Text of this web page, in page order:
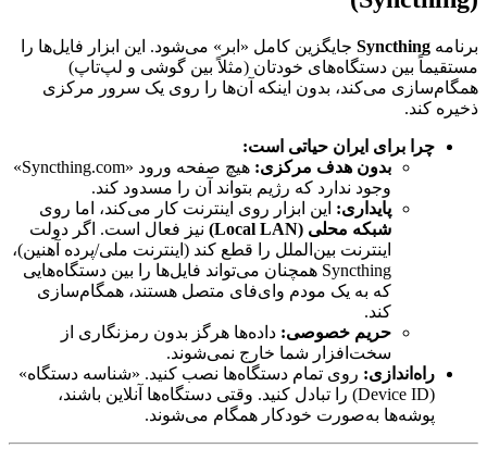
برنامه Syncthing جایگزین کامل «ابر» می‌شود. این ابزار فایل‌ها را
مستقیماً بین دستگاه‌های خودتان (مثلاً بین گوشی و لپ‌تاپ)
همگام‌سازی می‌کند، بدون اینکه آن‌ها را روی یک سرور مرکزی
ذخیره کند.
چرا برای ایران حیاتی است:
بدون هدف مرکزی:
هیچ صفحه ورود «Syncthing.com»
وجود ندارد که رژیم بتواند آن را مسدود کند.
پایداری: این ابزار روی اینترنت کار می‌کند، اما روی
شبکه محلی (Local LAN)
نیز فعال است. اگر دولت
اینترنت بین‌الملل را قطع کند (اینترنت ملی/پرده آهنین)،
Syncthing همچنان می‌تواند فایل‌ها را بین دستگاه‌هایی
که به یک مودم وای‌فای متصل هستند، همگام‌سازی
کند.
حریم خصوصی: داده‌ها هرگز بدون رمزنگاری از
سخت‌افزار شما خارج نمی‌شوند.
راه‌اندازی: روی تمام دستگاه‌ها نصب کنید. «شناسه دستگاه»
(Device ID) را تبادل کنید. وقتی دستگاه‌ها آنلاین باشند،
پوشه‌ها به‌صورت خودکار همگام می‌شوند.